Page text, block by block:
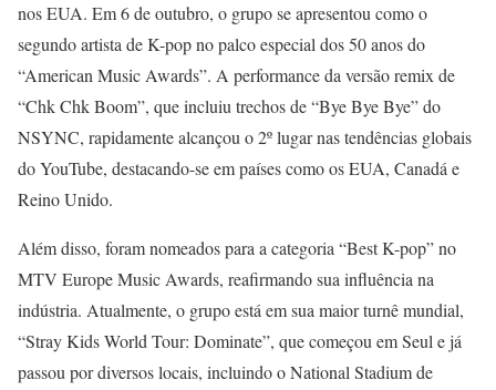
nos EUA. Em 6 de outubro, o grupo se apresentou como o
segundo artista de K-pop no palco especial dos 50 anos do
“American Music Awards”. A performance da versão remix de
“Chk Chk Boom”, que incluiu trechos de “Bye Bye Bye” do
NSYNC, rapidamente alcançou o 2º lugar nas tendências globais
do YouTube, destacando-se em países como os EUA, Canadá e
Reino Unido.
Além disso, foram nomeados para a categoria “Best K-pop” no
MTV Europe Music Awards, reafirmando sua influência na
indústria. Atualmente, o grupo está em sua maior turnê mundial,
“Stray Kids World Tour: Dominate”, que começou em Seul e já
passou por diversos locais, incluindo o National Stadium de